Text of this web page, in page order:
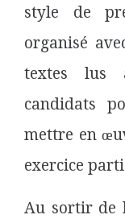
style de
organisé
textes lus
candidats
mettre en
exercice
Au sortir de